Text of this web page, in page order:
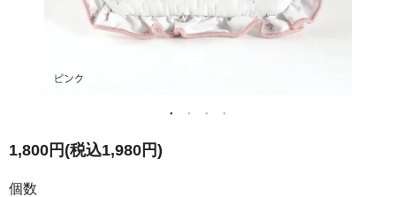
1,800円(税込1,980円)
個数